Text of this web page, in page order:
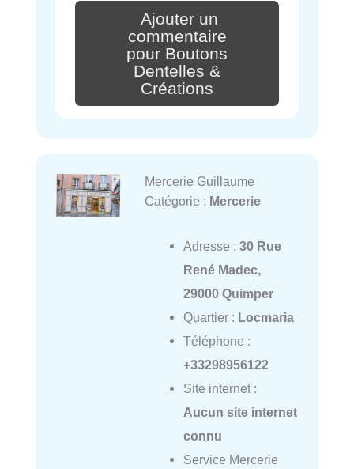
Ajouter un
commentaire
pour Boutons
Dentelles &
Créations
Mercerie Guillaume
Catégorie : Mercerie
Adresse : 30 Rue
René Madec,
29000 Quimper
Quartier : Locmaria
Téléphone :
+33298956122
Site internet :
Aucun site internet
connu
Service Mercerie